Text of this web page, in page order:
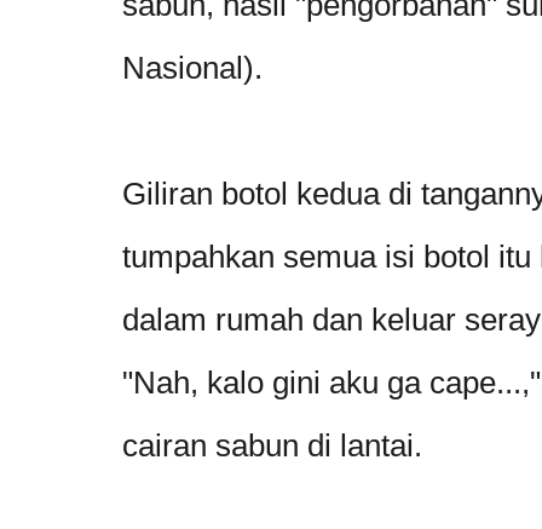
Nasional).
Giliran botol kedua di
tumpahkan semua isi botol
dalam rumah dan keluar
"Nah, kalo gini aku ga
cairan sabun di lantai.